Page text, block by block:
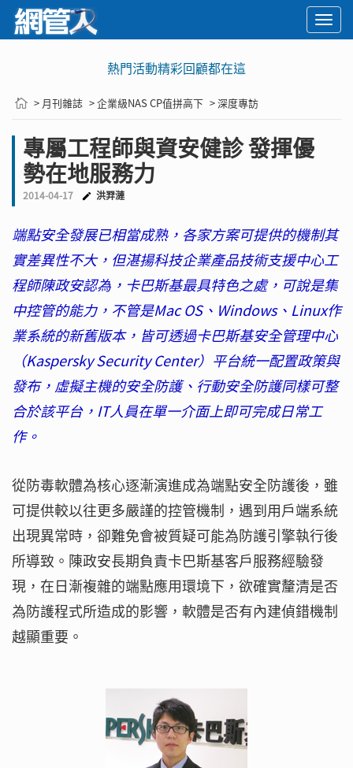
熱門活動精彩回顧都在這
> 月刊雜誌 > 企業級NAS CP值拼高下 > 深度專訪
專屬工程師與資安健診 發揮優
勢在地服務力
2014-04-17 洪羿漣
端點安全發展已相當成熟，各家方案可提供的機制其
實差異性不大，但湛揚科技企業產品技術支援中心工
程師陳政安認為，卡巴斯基最具特色之處，可說是集
中控管的能力，不管是Mac OS、Windows、Linux作
業系統的新舊版本，皆可透過卡巴斯基安全管理中心
（Kaspersky Security Center）平台統一配置政策與
發布，虛擬主機的安全防護、行動安全防護同樣可整
合於該平台，IT人員在單一介面上即可完成日常工
作。
從防毒軟體為核心逐漸演進成為端點安全防護後，雖
可提供較以往更多嚴謹的控管機制，遇到用戶端系統
出現異常時，卻難免會被質疑可能為防護引擎執行後
所導致。陳政安長期負責卡巴斯基客戶服務經驗發
現，在日漸複雜的端點應用環境下，欲確實釐清是否
為防護程式所造成的影響，軟體是否有內建偵錯機制
越顯重要。